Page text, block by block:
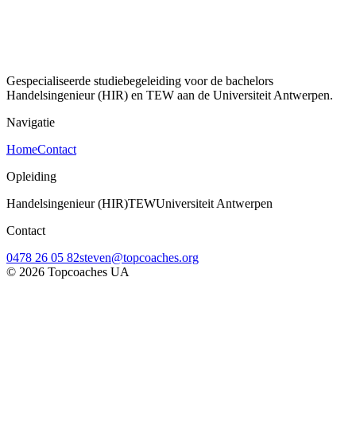
Gespecialiseerde studiebegeleiding voor de bachelors
Handelsingenieur (HIR) en TEW aan de Universiteit Antwerpen.
Navigatie
HomeContact
Opleiding
Handelsingenieur (HIR)TEWUniversiteit Antwerpen
Contact
0478 26 05 82steven@topcoaches.org
© 2026 Topcoaches UA